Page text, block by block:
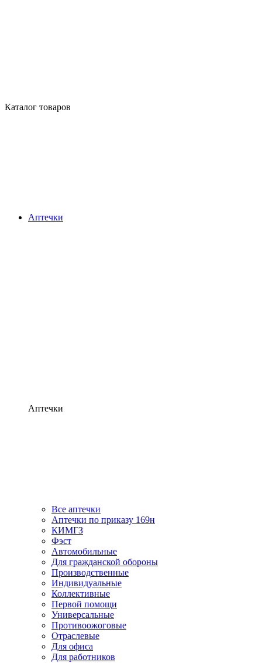
Каталог товаров
Аптечки
Аптечки
Все аптечки
Аптечки по приказу 169н
КИМГЗ
Фэст
Автомобильные
Для гражданской обороны
Производственные
Индивидуальные
Коллективные
Первой помощи
Универсальные
Противоожоговые
Отраслевые
Для офиса
Для работников